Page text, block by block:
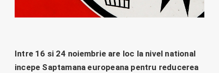
Intre 16 si 24 noiembrie are loc la nivel national
incepe Saptamana europeana pentru reducerea